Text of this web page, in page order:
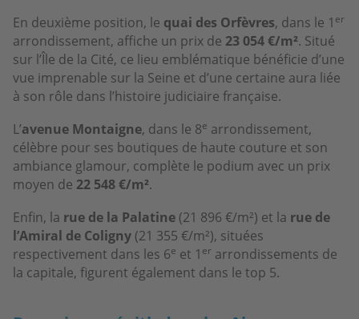
En deuxième position, le quai des Orfèvres, dans le 1 er
arrondissement, affiche un prix de 23 054 €/m². Situé
sur l’Île de la Cité, ce lieu emblématique bénéficie d’une
vue imprenable sur la Seine et d’une certaine aura liée
à son rôle dans l’histoire judiciaire française.
L’avenue Montaigne, dans le 8e arrondissement,
célèbre pour ses boutiques de haute couture et son
ambiance glamour, complète le podium avec un prix
moyen de 22 548 €/m².
Enfin, la rue de la Palatine (21 896 €/m²) et la rue de
l’Amiral de Coligny (21 355 €/m²), situées
respectivement dans les 6e et 1 er arrondissements de
la capitale, figurent également dans le top 5.